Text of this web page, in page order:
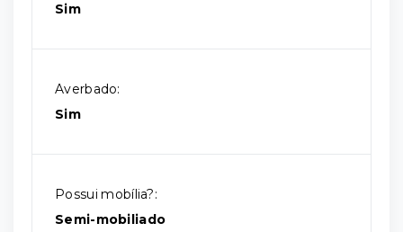
Sim
Averbado:
Sim
Possui mobília?:
Semi-mobiliado